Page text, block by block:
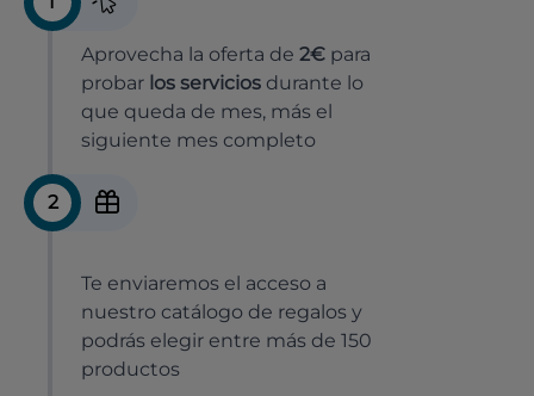
Aprovecha la oferta de 2€ para
probar los servicios durante lo
que queda de mes, más el
siguiente mes completo
2
Te enviaremos el acceso a
nuestro catálogo de regalos y
podrás elegir entre más de 150
productos